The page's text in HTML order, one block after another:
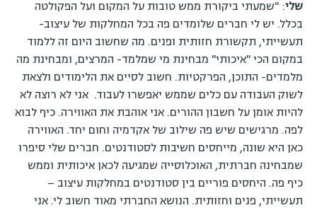
שלי: "שמעתי ביקורת ממש טובות על המקום ועל הפקולטה
בכלל. יש לי חברים שלומדים פה בכל המחלקות של עיצוב-
תעשייתי, תקשורת חזותית ופנים. מה שחשוב היום זה ללמוד
במקום הכי "איכותי" מבחינת מי שמלמד- המרצים, ומבחינת מה
מלמדים- התוכן, הפרקטיות. חשוב לסיים את הלימודים ולצאת
לשוק העבודה עם כלים שממש יאפשרו לעבוד. אני לא רוצה לא
להיות אומן על חשבון ההורים. אני אוהבת את האווירה. כיף לבוא
לפה. מרגישים שיש פה שילוב של אקדמיה וחום יחד. האווירה
כאן היא שונה, מייחסים חשיבות לסטודנטים. חברים שלי סיפרו
שמבחינה חברתית, האוכלוסייה שמגיעה לכאן איכותית וממש
כיף פה. היחסים פוריים בין סטודנטים במחלקות עיצוב –
תעשייתי, פנים וחזותית. הנושא החברתי מאוד חשוב לי. אני